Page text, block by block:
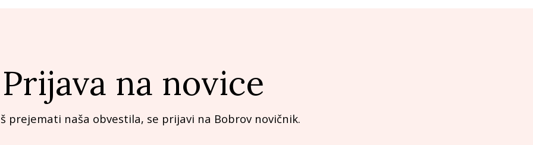
Prijava na novice
prejemati naša obvestila, se prijavi na Bobrov novičnik.